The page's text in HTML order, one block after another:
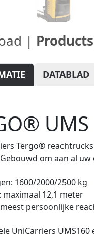
|
DATABLAD
UMS
Tergo®
om aan al
1600/2000/2500 kg
12,1 meter
persoonlijke
UniCarriers